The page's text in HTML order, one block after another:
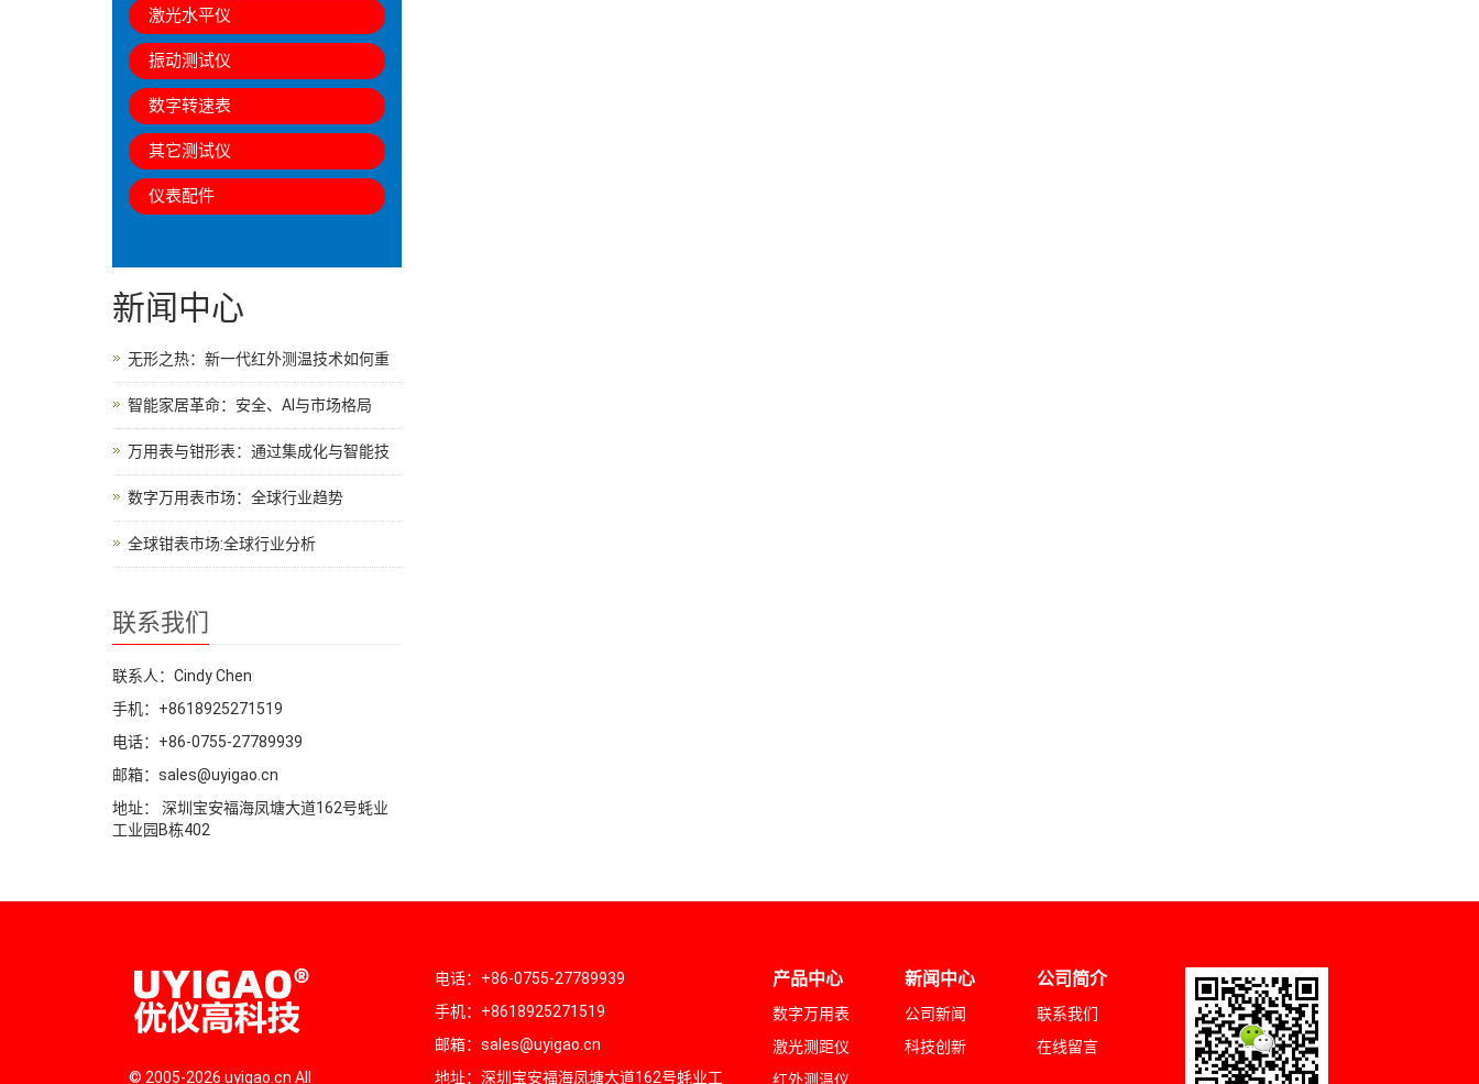
激光水平仪
振动测试仪
数字转速表
其它测试仪
仪表配件
新闻中心
无形之热：新一代红外测温技术如何重
智能家居革命：安全、AI与市场格局
万用表与钳形表：通过集成化与智能技
数字万用表市场：全球行业趋势
全球钳表市场:全球行业分析
联系我们
联系人：Cindy Chen
手机：+8618925271519
电话：+86-0755-27789939
邮箱：sales@uyigao.cn
地址： 深圳宝安福海凤塘大道162号蚝业
工业园B栋402
© 2005-2026 uyigao.cn All
电话：+86-0755-27789939
手机：+8618925271519
邮箱：sales@uyigao.cn
地址：深圳宝安福海凤塘大道162号蚝业工
产品中心
数字万用表
激光测距仪
红外测温仪
新闻中心
公司新闻
科技创新
公司简介
联系我们
在线留言